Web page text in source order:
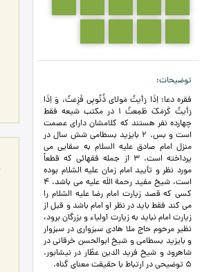
توضیحات
فقره دعا: اِذَا رَأيتُ مَولاي ذُنُوبِي فَزِعتُ، وَ اِذَا
رَأيتُ كَرَمَكَ طَمِعتُ 1 در مکتب شیعه فقط
چهارده نفر هستند که کلامشان دارای عصمت
است و بس. 2 بایزید بسطامی شش سال در
منزل امام صادق علیه السلام به سقایی می
پرداخته است. 3 از جمله فقهائی که قطعاً
مورد نظر و تأیید امام زمان علیه السّلام بوده
است، شیخ مفید رحمة اللَه علیه می باشد. 4
کسی که قصد زیارت امام رضا علیه السّلام را
می کند فقط باید در نظر او امام باشد و قبل از
زیارت امام نباید به زیارت اولیاء و بزرگان برود،
نظیر مرحوم حاج ملا هادی سبزواری در سبزوار
و بایزید بسطامی و شیخ ابوالحسن خرقانی در
شاهرود و شیخ فرید الدین عطّار در نیشابور.
5 توضیحی در ارتباط با حقیقت معنای گناه.